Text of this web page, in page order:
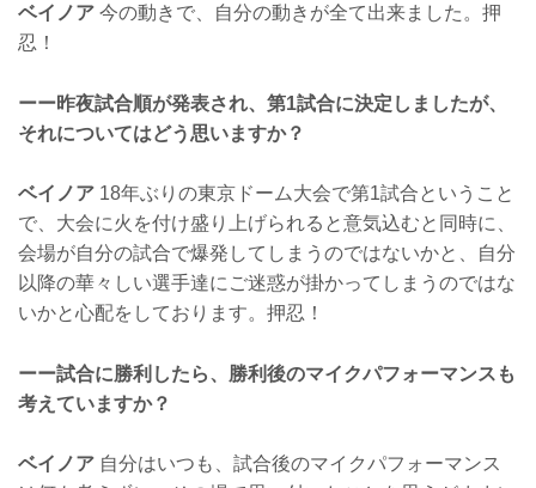
ベイノア 今の動きで、自分の動きが全て出来ました。押
忍！
ーー昨夜試合順が発表され、第1試合に決定しましたが、
それについてはどう思いますか？
ベイノア 18年ぶりの東京ドーム大会で第1試合ということ
で、大会に火を付け盛り上げられると意気込むと同時に、
会場が自分の試合で爆発してしまうのではないかと、自分
以降の華々しい選手達にご迷惑が掛かってしまうのではな
いかと心配をしております。押忍！
ーー試合に勝利したら、勝利後のマイクパフォーマンスも
考えていますか？
ベイノア 自分はいつも、試合後のマイクパフォーマンス